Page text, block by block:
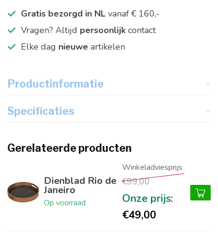
Gratis bezorgd in NL vanaf € 160,-
Vragen? Altijd persoonlijk contact
Elke dag nieuwe artikelen
Productinformatie
Specificaties
Gerelateerde producten
Dienblad Rio de
Janeiro
Op voorraad
€99,00
€49,00